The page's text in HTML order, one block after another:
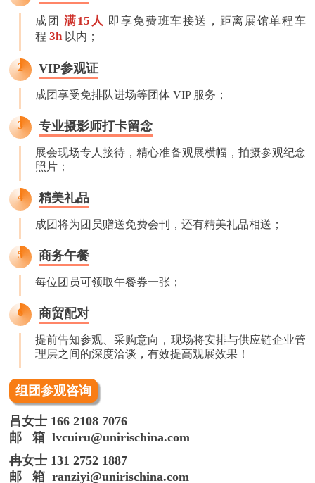
成团满15人 即享免费班车接送，距离展馆单程车
程3h 以内；
2 VIP参观证
成团享受免排队进场等团体 VIP 服务；
3 专业摄影师打卡留念
展会现场专人接待，精心准备观展横幅，拍摄参观纪念
照片；
4 精美礼品
成团将为团员赠送免费会刊，还有精美礼品相送；
5 商务午餐
每位团员可领取午餐券一张；
6 商贸配对
提前告知参观、采购意向，现场将安排与供应链企业管
理层之间的深度洽谈，有效提高观展效果！
组团参观咨询
吕女士 166 2108 7076
邮 箱 lvcuiru@unirischina.com
冉女士 131 2752 1887
邮 箱 ranziyi@unirischina.com